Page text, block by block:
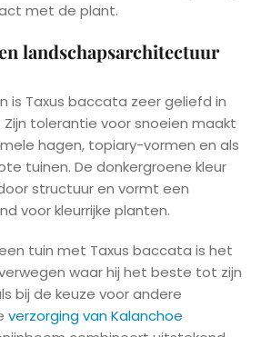
met de plant.
landschapsarchitectuur
is Taxus baccata zeer geliefd in
tolerantie voor snoeien maakt
hagen, topiary-vormen en als
tuinen. De donkergroene kleur
structuur en vormt een
voor kleurrijke planten.
tuin met Taxus baccata is het
waar hij het beste tot zijn
bij de keuze voor andere
verzorging van Kalanchoe